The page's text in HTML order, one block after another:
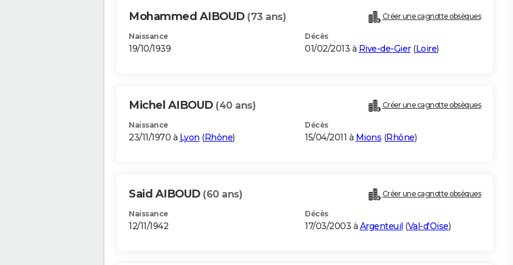
Mohammed AIBOUD (73 ans) Créer une cagnotte obsèques
Naissance
19/10/1939
Décès
01/02/2013 à Rive-de-Gier(Loire)
Michel AIBOUD (40 ans) Créer une cagnotte obsèques
Naissance
23/11/1970 à Lyon (Rhône)
Décès
15/04/2011 à Mions (Rhône)
Said AIBOUD (60 ans) Créer une cagnotte obsèques
Naissance
12/11/1942
Décès
17/03/2003 à Argenteuil (Val-d'Oise)